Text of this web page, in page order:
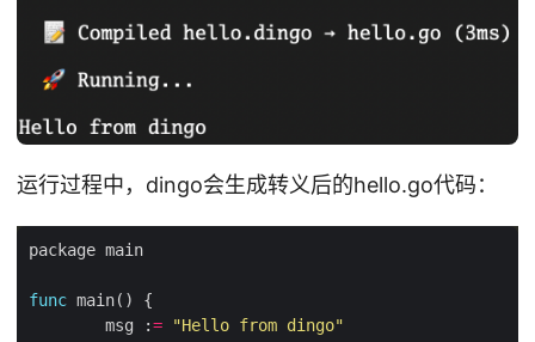
运行过程中，dingo会生成转义后的hello.go代码：
func
        msg :
=
"Hello from dingo"